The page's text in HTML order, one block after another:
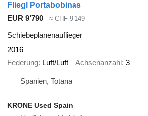
Fliegl Portabobinas
EUR 9’790
≈ CHF 9’149
Schiebeplanenauflieger
2016
Federung Luft/Luft Achsenanzahl 3
Spanien, Totana
KRONE Used Spain